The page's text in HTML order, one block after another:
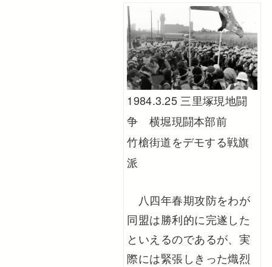
1984.3.25 三里塚現地闘
争 横堀現闘本部前
竹槍街道をデモする戦旗
派
八四年春期攻防をわが
同盟は勝利的に完遂した
といえるのであるが、実
際には緊張しきった熾烈